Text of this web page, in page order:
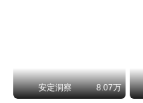
安定洞察 8.07万